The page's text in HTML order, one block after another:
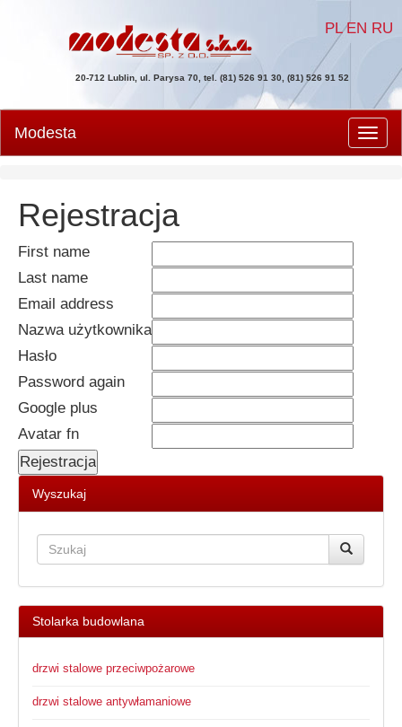
PL EN RU
20-712 Lublin, ul. Parysa 70, tel. (81) 526 91 30, (81) 526 91 52
Modesta
Rejestracja
First name
Last name
Email address
Nazwa użytkownika
Hasło
Password again
Google plus
Avatar fn
Wyszukaj
Stolarka budowlana
drzwi stalowe przeciwpożarowe
drzwi stalowe antywłamaniowe